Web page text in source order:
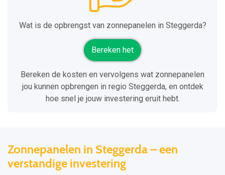
Wat is de opbrengst van zonnepanelen in Steggerda?
Bereken het
Bereken de kosten en vervolgens wat zonnepanelen
jou kunnen opbrengen in regio Steggerda, en ontdek
hoe snel je jouw investering eruit hebt.
Zonnepanelen in Steggerda – een
verstandige investering